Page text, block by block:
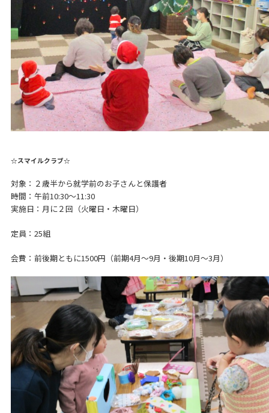
☆スマイルクラブ☆
対象：２歳半から就学前のお子さんと保護者
時間：午前10:30～11:30
実施日：月に２回（火曜日・木曜日）
定員：25組
会費：前後期ともに1500円（前期4月～9月・後期10月～3月）